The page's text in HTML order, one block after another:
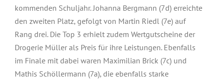
kommenden Schuljahr. Johanna Bergmann (7d) erreichte
den zweiten Platz, gefolgt von Martin Riedl (7e) auf
Rang drei. Die Top 3 erhielt zudem Wertgutscheine der
Drogerie Müller als Preis für ihre Leistungen. Ebenfalls
im Finale mit dabei waren Maximilian Brick (7c) und
Mathis Schöllermann (7a), die ebenfalls starke